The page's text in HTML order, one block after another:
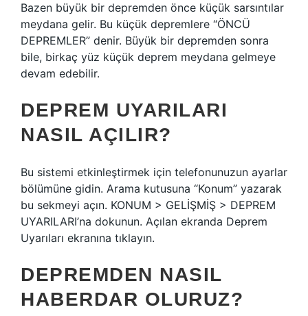
Bazen büyük bir depremden önce küçük sarsıntılar
meydana gelir. Bu küçük depremlere “ÖNCÜ
DEPREMLER” denir. Büyük bir depremden sonra
bile, birkaç yüz küçük deprem meydana gelmeye
devam edebilir.
DEPREM UYARILARI
NASIL AÇILIR?
Bu sistemi etkinleştirmek için telefonunuzun ayarlar
bölümüne gidin. Arama kutusuna “Konum” yazarak
bu sekmeyi açın. KONUM > GELİŞMİŞ > DEPREM
UYARILARI’na dokunun. Açılan ekranda Deprem
Uyarıları ekranına tıklayın.
DEPREMDEN NASIL
HABERDAR OLURUZ?